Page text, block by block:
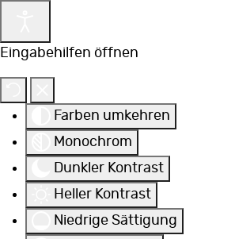
Eingabehilfen öffnen
Farben umkehren
Monochrom
Dunkler Kontrast
Heller Kontrast
Niedrige Sättigung